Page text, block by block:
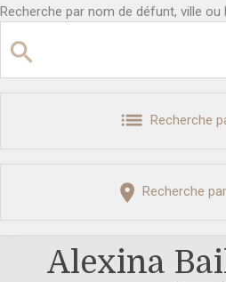
Recherche par nom de défunt, ville ou
Recherche
Recherche
Alexina